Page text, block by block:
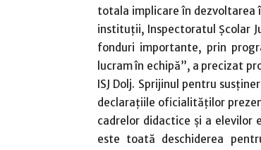
totala implicare în dezvoltarea
instituţii, Inspectoratul Şcolar
fonduri importante, prin
lucram în echipă”, a precizat
ISJ Dolj. Sprijinul pentru
declaraţiile oficialităţilor
cadrelor didactice şi a elevilor
este toată deschiderea